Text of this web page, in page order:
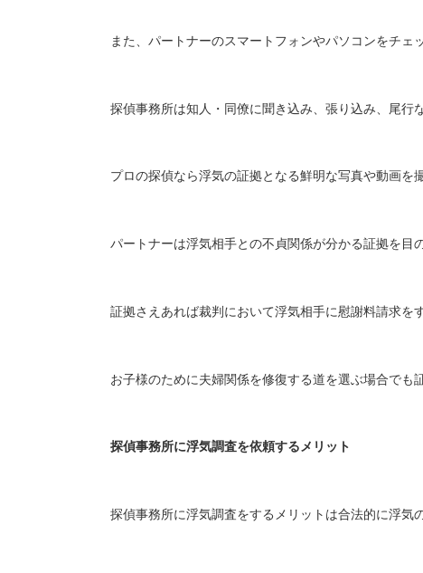
また、パートナーのスマートフォンやパソコンをチ
探偵事務所は知人・同僚に聞き込み、張り込み、尾行
プロの探偵なら浮気の証拠となる鮮明な写真や動画を
パートナーは浮気相手との不貞関係が分かる証拠を目
証拠さえあれば裁判において浮気相手に慰謝料請求を
お子様のために夫婦関係を修復する道を選ぶ場合でも
探偵事務所に浮気調査を依頼するメリット
探偵事務所に浮気調査をするメリットは合法的に浮気